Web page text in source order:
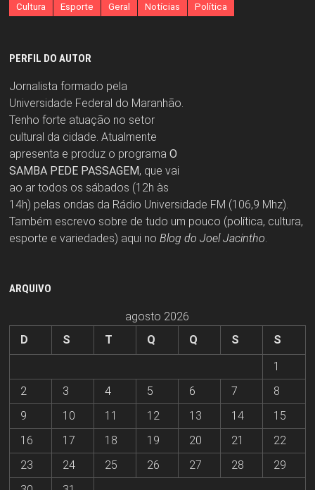
Cultura Esporte Geral Notícias Política
PERFIL DO AUTOR
Jornalista formado pela
Universidade Federal do Maranhão.
Tenho forte atuação no setor
cultural da cidade. Atualmente
apresenta e produz o programa O
SAMBA PEDE PASSAGEM, que vai
ao ar todos os sábados (12h às
14h) pelas ondas da Rádio Universidade FM (106,9 Mhz).
Também escrevo sobre de tudo um pouco (política, cultura,
esporte e variedades) aqui no Blog do Joel Jacintho
ARQUIVO
agosto 2026
D
S T Q Q S
S
1
2
3 4 5 6 7
8
9
10 11 12 13 14
15
16
17 18 19 20 21
22
23
24 25 26 27 28
29